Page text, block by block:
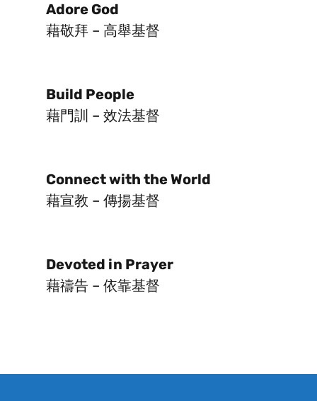
Adore God
藉敬拜 – 高舉基督
Build People
藉門訓 – 效法基督
Connect with the World
藉宣教 – 傳揚基督
Devoted in Prayer
藉禱告 – 依靠基督